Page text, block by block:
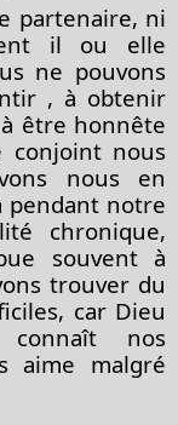
partenaire, ni
il ou elle
ne pouvons
, à obtenir
être honnête
conjoint nous
nous en
pendant notre
chronique,
souvent à
trouver du
car Dieu
nos
aime malgré